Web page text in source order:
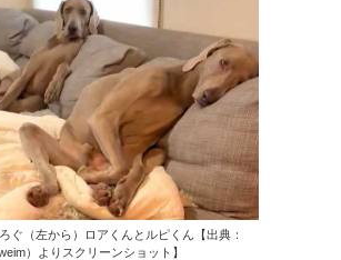
ぐ（左から）ロアくんとルピくん【出典：
）よりスクリーンショット】